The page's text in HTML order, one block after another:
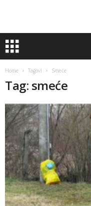
Home Tagovi Smeće
Tag: smeće